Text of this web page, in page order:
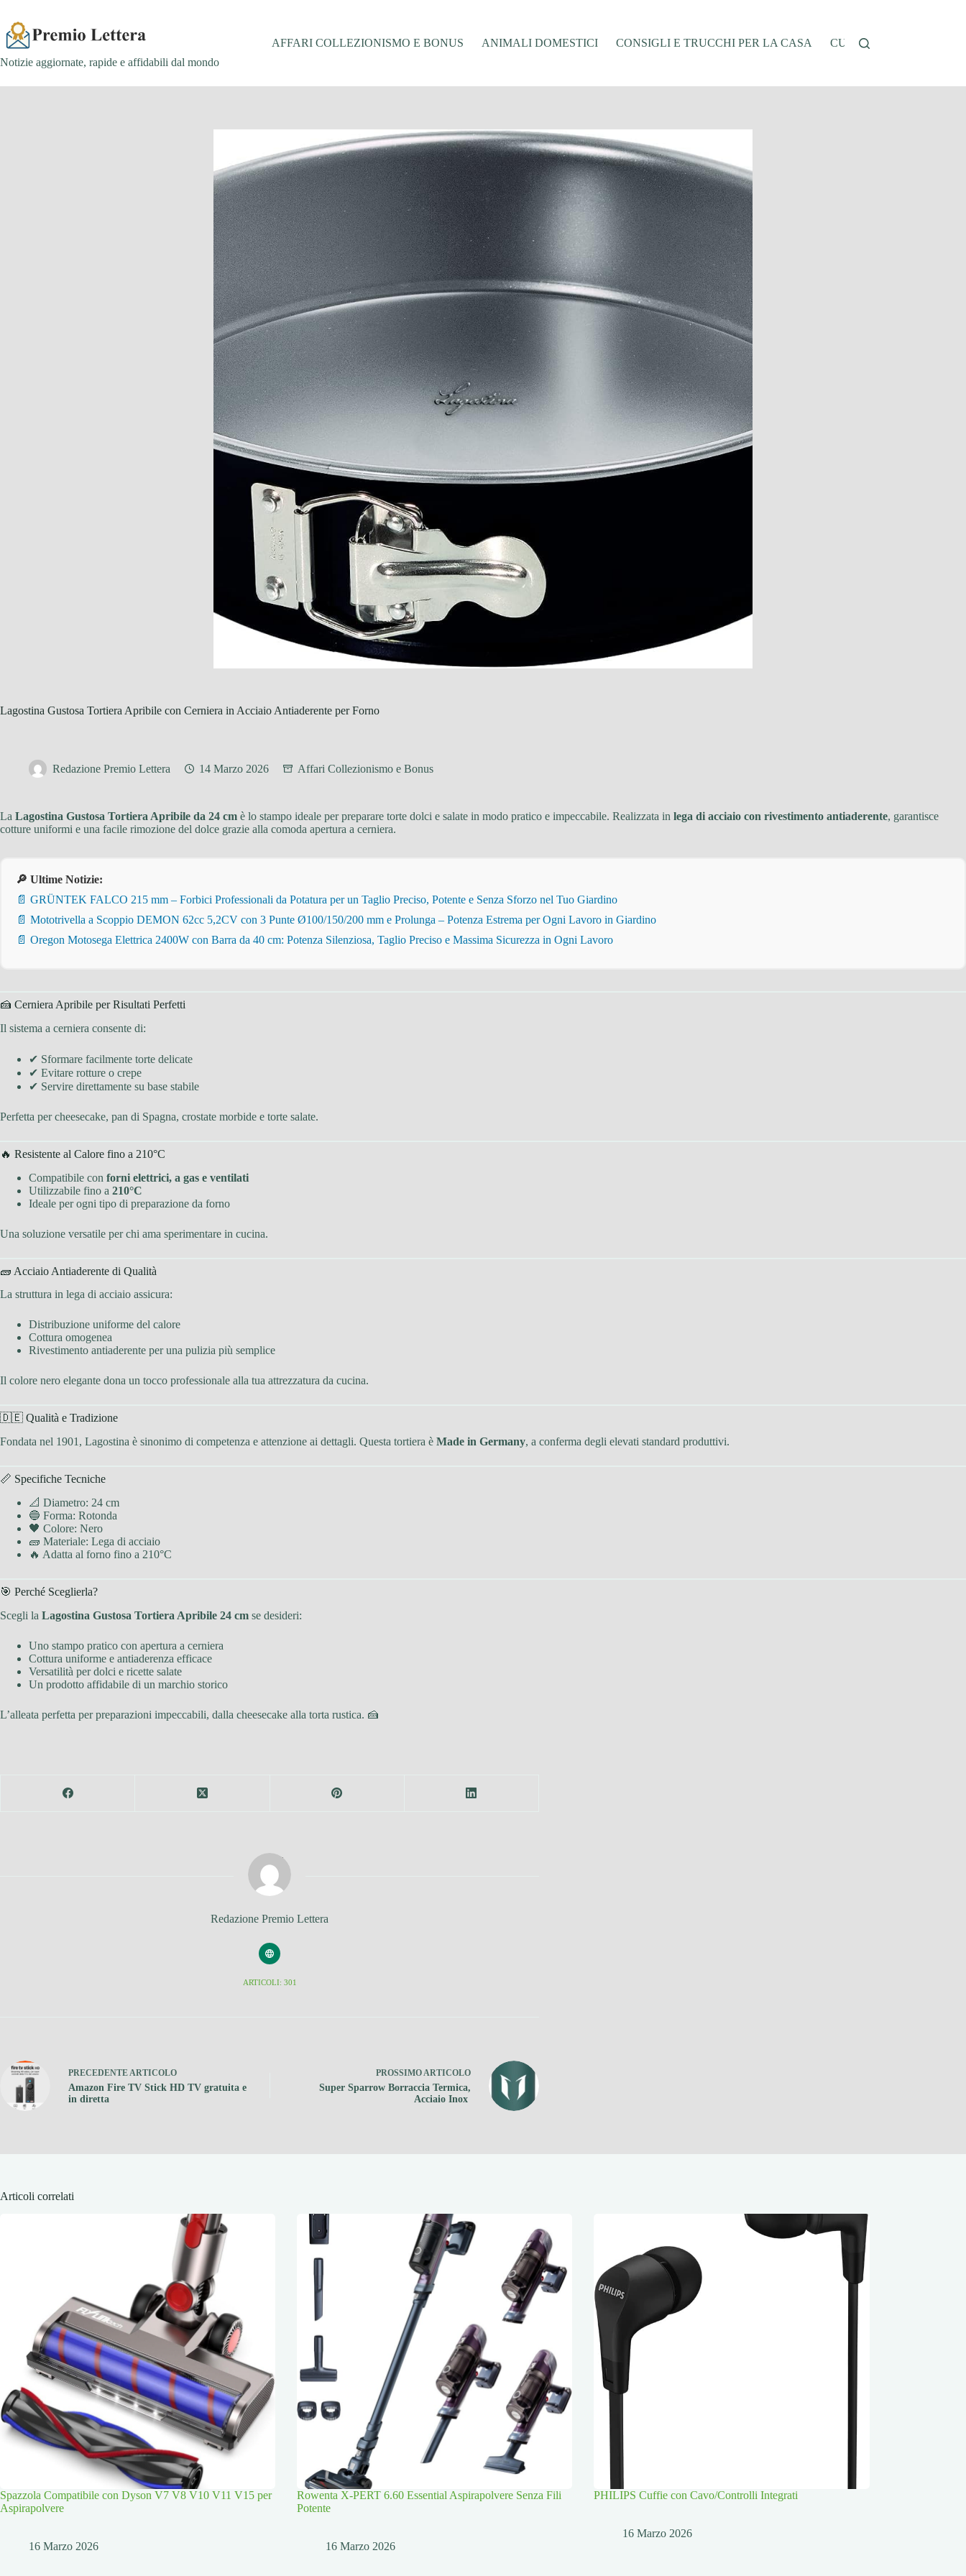
contenuto
Notizie aggiornate, rapide e affidabili dal mondo
AFFARI COLLEZIONISMO E BONUS ANIMALI DOMESTICI CONSIGLI E TRUCCHI PER LA CASA CUCINA E RICETTE
Lagostina Gustosa Tortiera Apribile con Cerniera in Acciaio Antiaderente per Forno
Redazione Premio Lettera 14 Marzo 2026 Affari Collezionismo e Bonus
La Lagostina Gustosa Tortiera Apribile da 24 cm è lo stampo ideale per preparare torte dolci e salate in modo pratico e impeccabile. Realizzata in lega di acciaio con rivestimento antiaderente, garantisce
cotture uniformi e una facile rimozione del dolce grazie alla comoda apertura a cerniera.
🔎 Ultime Notizie:
📄 GRÜNTEK FALCO 215 mm – Forbici Professionali da Potatura per un Taglio Preciso, Potente e Senza Sforzo nel Tuo Giardino
📄 Mototrivella a Scoppio DEMON 62cc 5,2CV con 3 Punte Ø100/150/200 mm e Prolunga – Potenza Estrema per Ogni Lavoro in Giardino
📄 Oregon Motosega Elettrica 2400W con Barra da 40 cm: Potenza Silenziosa, Taglio Preciso e Massima Sicurezza in Ogni Lavoro
🍰 Cerniera Apribile per Risultati Perfetti
Il sistema a cerniera consente di:
✔ Sformare facilmente torte delicate
✔ Evitare rotture o crepe
✔ Servire direttamente su base stabile
Perfetta per cheesecake, pan di Spagna, crostate morbide e torte salate.
🔥 Resistente al Calore fino a 210°C
Compatibile con forni elettrici, a gas e ventilati
Utilizzabile fino a 210°C
Ideale per ogni tipo di preparazione da forno
Una soluzione versatile per chi ama sperimentare in cucina.
🧱 Acciaio Antiaderente di Qualità
La struttura in lega di acciaio assicura:
Distribuzione uniforme del calore
Cottura omogenea
Rivestimento antiaderente per una pulizia più semplice
Il colore nero elegante dona un tocco professionale alla tua attrezzatura da cucina.
🇩🇪 Qualità e Tradizione
Fondata nel 1901, Lagostina è sinonimo di competenza e attenzione ai dettagli. Questa tortiera è Made in Germany, a conferma degli elevati standard produttivi.
📏 Specifiche Tecniche
📐 Diametro: 24 cm
🔵 Forma: Rotonda
🖤 Colore: Nero
🧱 Materiale: Lega di acciaio
🔥 Adatta al forno fino a 210°C
🎯 Perché Sceglierla?
Scegli la Lagostina Gustosa Tortiera Apribile 24 cm se desideri:
Uno stampo pratico con apertura a cerniera
Cottura uniforme e antiaderenza efficace
Versatilità per dolci e ricette salate
Un prodotto affidabile di un marchio storico
L’alleata perfetta per preparazioni impeccabili, dalla cheesecake alla torta rustica. 🍰
Redazione Premio Lettera
ARTICOLI: 301
PRECEDENTEARTICOLO
Amazon Fire TV Stick HD TV gratuita e
in diretta
PROSSIMOARTICOLO
Super Sparrow Borraccia Termica,
Acciaio Inox
Articoli correlati
Spazzola Compatibile con Dyson V7 V8 V10 V11 V15 per
Aspirapolvere
16 Marzo 2026
Rowenta X-PERT 6.60 Essential Aspirapolvere Senza Fili
Potente
16 Marzo 2026
PHILIPS Cuffie con Cavo/Controlli Integrati
16 Marzo 2026